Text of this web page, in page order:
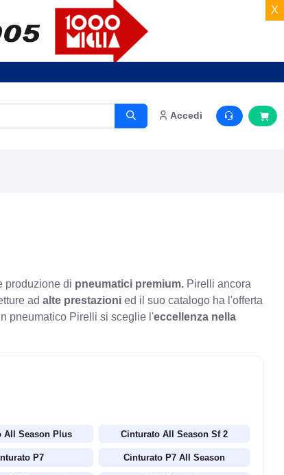
X
Accedi
produzione di pneumatici premium. Pirelli ancora
adalte prestazioni ed il suo catalogo ha l'offerta
pneumatico Pirelli si sceglie l'eccellenza nella
All Season Plus Cinturato All Season Sf 2
P7 Cinturato P7 All Season